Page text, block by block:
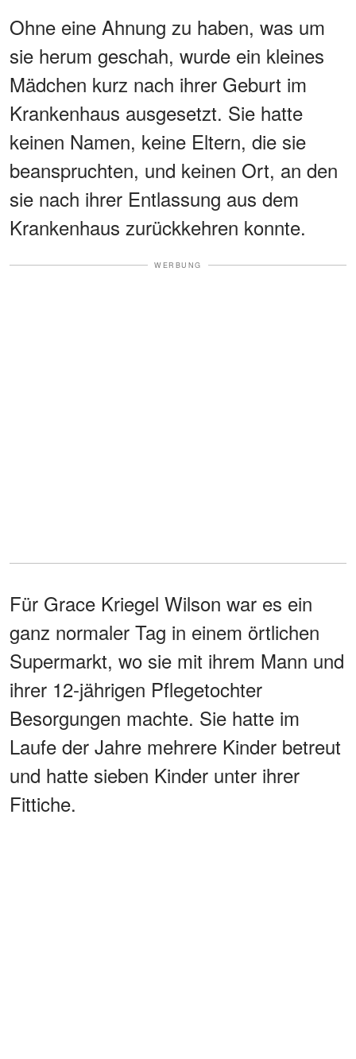
Ohne eine Ahnung zu haben, was um
sie herum geschah, wurde ein kleines
Mädchen kurz nach ihrer Geburt im
Krankenhaus ausgesetzt. Sie hatte
keinen Namen, keine Eltern, die sie
beanspruchten, und keinen Ort, an den
sie nach ihrer Entlassung aus dem
Krankenhaus zurückkehren konnte.
WERBUNG
Für Grace Kriegel Wilson war es ein
ganz normaler Tag in einem örtlichen
Supermarkt, wo sie mit ihrem Mann und
ihrer 12-jährigen Pflegetochter
Besorgungen machte. Sie hatte im
Laufe der Jahre mehrere Kinder betreut
und hatte sieben Kinder unter ihrer
Fittiche.